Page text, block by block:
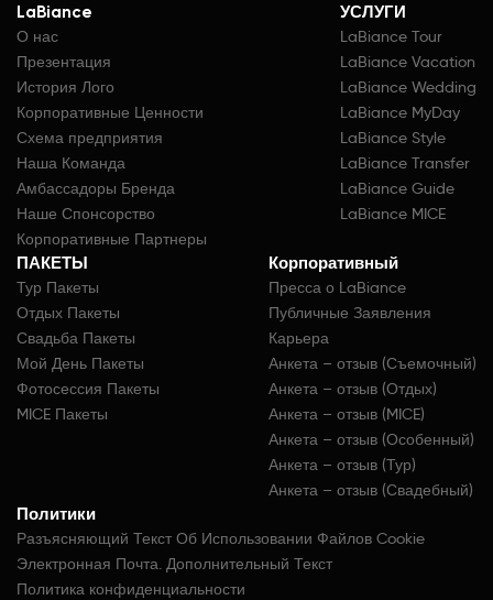
LaBiance
О нас
Презентация
История Лого
Корпоративные Ценности
Схема предприятия
Наша Команда
Амбассадоры Бренда
Наше Спонсорство
Корпоративные Партнеры
УСЛУГИ
LaBiance Tour
LaBiance Vacation
LaBiance Wedding
LaBiance MyDay
LaBiance Style
LaBiance Transfer
LaBiance Guide
LaBiance MICE
ПАКЕТЫ
Тур Пакеты
Отдых Пакеты
Свадьба Пакеты
Мой День Пакеты
Фотосессия Пакеты
MICE Пакеты
Корпоративный
Пресса о LaBiance
Публичные Заявления
Карьера
Анкета – отзыв (Съемочный)
Анкета – отзыв (Отдых)
Анкета – отзыв (MICE)
Анкета – отзыв (Особенный)
Анкета – отзыв (Тур)
Анкета – отзыв (Свадебный)
Политики
Разъясняющий Текст Об Использовании Файлов Cookie
Электронная Почта. Дополнительный Текст
Политика конфиденциальности